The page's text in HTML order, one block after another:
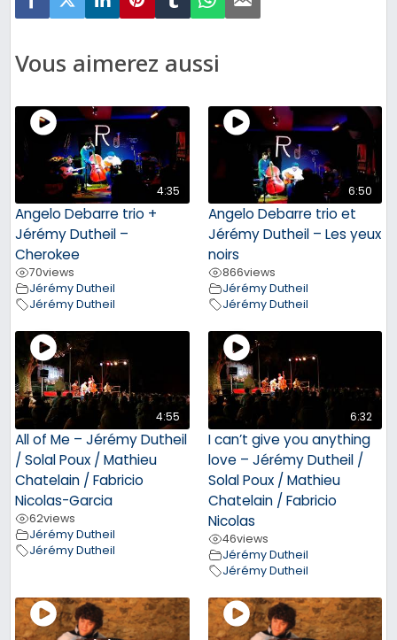
Vous aimerez aussi
4:35
Angelo Debarre trio +
Jérémy Dutheil –
Cherokee
70views
Jérémy Dutheil
Jérémy Dutheil
6:50
Angelo Debarre trio et
Jérémy Dutheil – Les yeux
noirs
866views
Jérémy Dutheil
Jérémy Dutheil
4:55
All of Me – Jérémy Dutheil
/ Solal Poux / Mathieu
Chatelain / Fabricio
Nicolas-Garcia
62views
Jérémy Dutheil
Jérémy Dutheil
6:32
I can’t give you anything
love – Jérémy Dutheil /
Solal Poux / Mathieu
Chatelain / Fabricio
Nicolas
46views
Jérémy Dutheil
Jérémy Dutheil